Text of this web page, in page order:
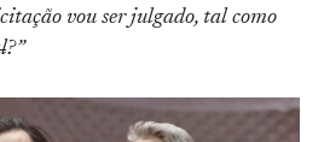
vou ser julgado, tal como
?”